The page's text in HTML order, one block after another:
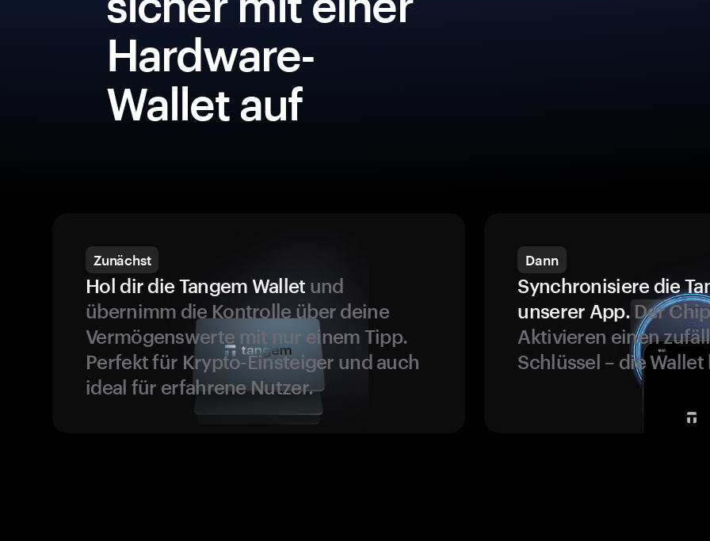
Hardware-
Wallet auf
Zunächst
Hol dir die Tangem Wallet und
übernimm die Kontrolle über deine
Vermögenswerte mit nur einem Tipp.
Perfekt für Krypto-Einsteiger und auch
ideal für erfahrene Nutzer.
Dann
Synchronisiere die
unserer App.Der
Aktivieren einen
Schlüssel – die